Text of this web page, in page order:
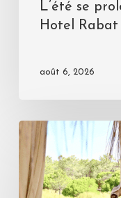
L’été se
Hotel
août 6, 2026